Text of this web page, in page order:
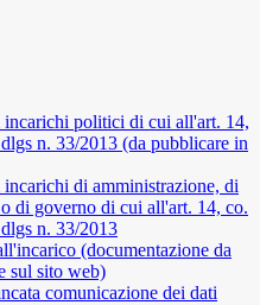
politici di cui all'art. 14,
n. 33/2013 (da pubblicare in
di amministrazione, di
di governo di cui all'art. 14, co.
n. 33/2013
(documentazione da
sul sito web)
comunicazione dei dati